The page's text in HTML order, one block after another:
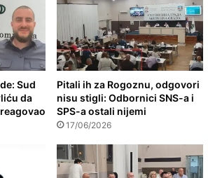
Sud
da
Pitali ih za Rogoznu, odgovori
nisu stigli: Odbornici SNS-a i
SPS-a ostali nijemi
17/06/2026